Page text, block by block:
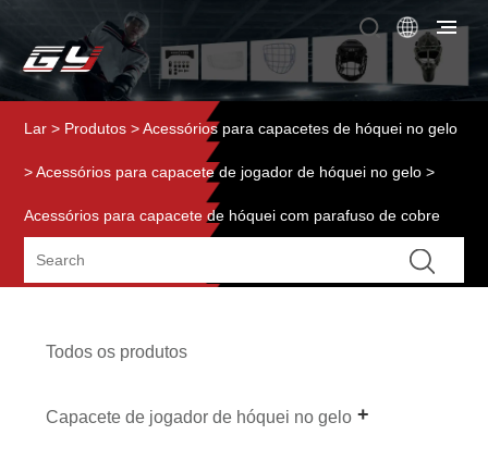
Lar > Produtos >Acessórios para capacetes de hóquei no gelo
>Acessórios para capacete de jogador de hóquei no gelo >
Acessórios para capacete de hóquei com parafuso de cobre
Todos os produtos
Capacete de jogador de hóquei no gelo